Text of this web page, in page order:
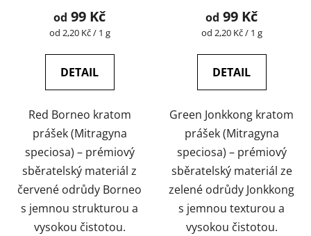
produktu
je
z
od 99 Kč
Měrná
od 2,20 Kč / 1 g
DETAIL
Red Borneo kratom
prášek (Mitragyna
speciosa) – prémiový
sběratelský materiál z
červené odrůdy Borneo
s jemnou strukturou a
vysokou čistotou.
produktu
je
z
od 99 Kč
Měrná
od 2,20 Kč / 1 g
DETAIL
Green Jonkkong kratom
prášek (Mitragyna
speciosa) – prémiový
sběratelský materiál ze
zelené odrůdy Jonkkong
s jemnou texturou a
vysokou čistotou.